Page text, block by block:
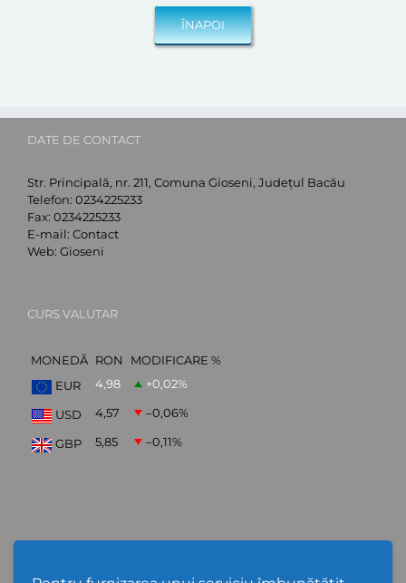
DATE DE CONTACT
Str. Principală, nr. 211, Comuna Gioseni, Județul Bacău
Telefon: 0234225233
Fax: 0234225233
E-mail: Contact
Web: Gioseni
CURS VALUTAR
MONEDĂ RON
MODIFICARE %
EUR
4,98 +0,02%
USD 4,57 –0,06%
GBP 5,85 –0,11%